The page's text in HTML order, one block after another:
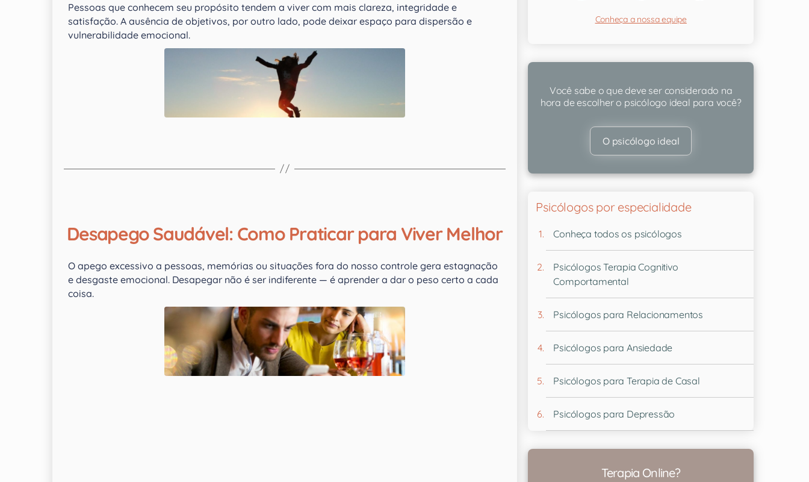
Pessoas que conhecem seu propósito tendem a viver com mais clareza, integridade e
satisfação. A ausência de objetivos, por outro lado, pode deixar espaço para dispersão e
vulnerabilidade emocional.
Desapego Saudável: Como Praticar para Viver Melhor
O apego excessivo a pessoas, memórias ou situações fora do nosso controle gera estagnação
e desgaste emocional. Desapegar não é ser indiferente — é aprender a dar o peso certo a cada
coisa.
Conheça a nossa equipe
Você sabe o que deve ser considerado na
hora de escolher o psicólogo ideal para você?
O psicólogo ideal
Psicólogos por especialidade
Conheça todos os psicólogos
Psicólogos Terapia Cognitivo
Comportamental
Psicólogos para Relacionamentos
Psicólogos para Ansiedade
Psicólogos para Terapia de Casal
Psicólogos para Depressão
Terapia Online?